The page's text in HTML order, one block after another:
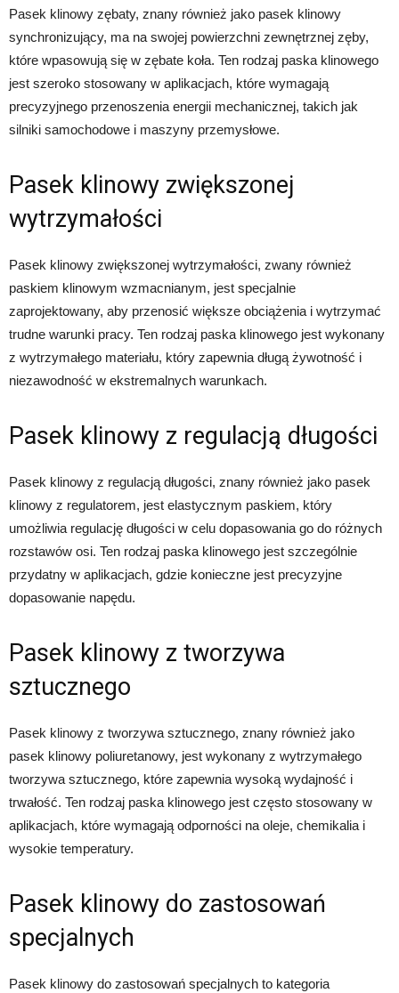
Pasek klinowy zębaty, znany również jako pasek klinowy
synchronizujący, ma na swojej powierzchni zewnętrznej zęby,
które wpasowują się w zębate koła. Ten rodzaj paska klinowego
jest szeroko stosowany w aplikacjach, które wymagają
precyzyjnego przenoszenia energii mechanicznej, takich jak
silniki samochodowe i maszyny przemysłowe.
Pasek klinowy zwiększonej
wytrzymałości
Pasek klinowy zwiększonej wytrzymałości, zwany również
paskiem klinowym wzmacnianym, jest specjalnie
zaprojektowany, aby przenosić większe obciążenia i wytrzymać
trudne warunki pracy. Ten rodzaj paska klinowego jest wykonany
z wytrzymałego materiału, który zapewnia długą żywotność i
niezawodność w ekstremalnych warunkach.
Pasek klinowy z regulacją długości
Pasek klinowy z regulacją długości, znany również jako pasek
klinowy z regulatorem, jest elastycznym paskiem, który
umożliwia regulację długości w celu dopasowania go do różnych
rozstawów osi. Ten rodzaj paska klinowego jest szczególnie
przydatny w aplikacjach, gdzie konieczne jest precyzyjne
dopasowanie napędu.
Pasek klinowy z tworzywa
sztucznego
Pasek klinowy z tworzywa sztucznego, znany również jako
pasek klinowy poliuretanowy, jest wykonany z wytrzymałego
tworzywa sztucznego, które zapewnia wysoką wydajność i
trwałość. Ten rodzaj paska klinowego jest często stosowany w
aplikacjach, które wymagają odporności na oleje, chemikalia i
wysokie temperatury.
Pasek klinowy do zastosowań
specjalnych
Pasek klinowy do zastosowań specjalnych to kategoria